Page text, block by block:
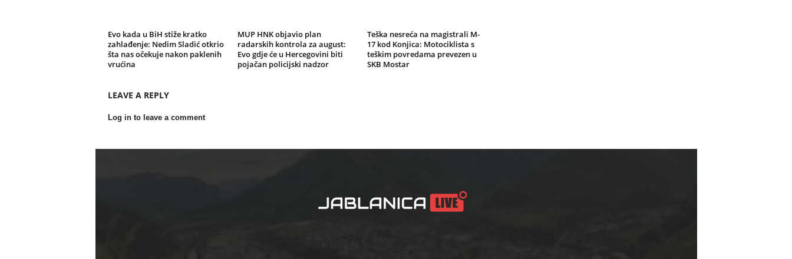
Evo kada u BiH stiže kratko
zahlađenje: Nedim Sladić otkrio
šta nas očekuje nakon paklenih
vrućina
MUP HNK objavio plan
radarskih kontrola za august:
Evo gdje će u Hercegovini biti
pojačan policijski nadzor
Teška nesreća na magistrali M-
17 kod Konjica: Motociklista s
teškim povredama prevezen u
SKB Mostar
LEAVE A REPLY
Log in to leave a comment